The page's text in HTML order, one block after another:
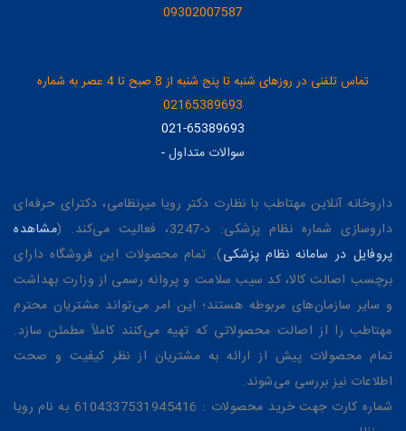
09302007587
تماس تلفنی در روزهای شنبه تا پنج شنبه از 8 صبح تا 4 عصر به شماره
02165389693
021-65389693
سوالات متداول-
داروخانه آنلاین مهتاطب با نظارت دکتر رویا میرنظامی، دکترای حرفه‌ای
داروسازی شماره نظام پزشکی: د-3247، فعالیت می‌کند. (
مشاهده
پروفایل در سامانه نظام پزشکی). تمام محصولات این فروشگاه دارای
برچسب اصالت کالا، کد سیب سلامت و پروانه رسمی از وزارت بهداشت
و سایر سازمان‌های مربوطه هستند؛ این امر می‌تواند مشتریان محترم
مهتاطب را از اصالت محصولاتی که تهیه می‌کنند کاملاً مطمئن سازد.
تمام محصولات پیش از ارائه به مشتریان از نظر کیفیت و صحت
اطلاعات نیز بررسی می‌شوند.
شماره کارت جهت خرید محصولات : 6104337531945416 به نام رویا